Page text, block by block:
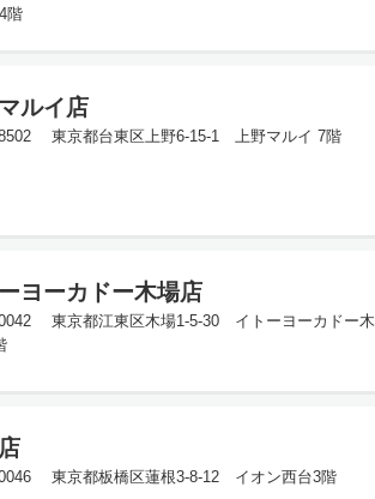
階
マルイ店
東京都台東区上野6-15-1 上野マルイ 7階
ヨーカドー木場店
東京都江東区木場1-5-30 イトーヨーカドー木
東京都板橋区蓮根3-8-12 イオン西台3階